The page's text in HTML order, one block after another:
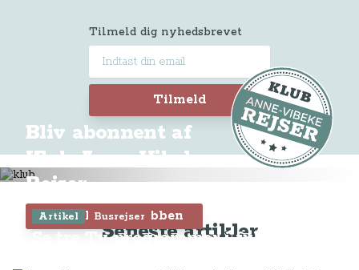
Tilmeld dig nyhedsbrevet
Tilmeld
Bliv abonnent af
Klub Anne-Vibeke
Rejser
Tilmeld dig Klubben
Seneste artikler
Artikel Busrejser
Se tre Tv-programmer i fuld